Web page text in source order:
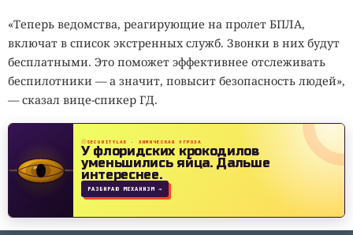
«Теперь ведомства, реагирующие на пролет БПЛА,
включат в список экстренных служб. Звонки в них будут
бесплатными. Это поможет эффективнее отслеживать
беспилотники — а значит, повысит безопасность людей»,
— сказал вице-спикер ГД.
SECURITYLAB · ХИМИЧЕСКАЯ УГРОЗА
У флоридских крокодилов
уменьшились яйца.Дальше
интереснее.
РАЗБИРАЮ МЕХАНИЗМ →